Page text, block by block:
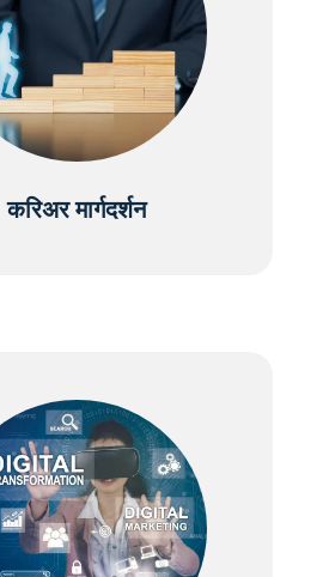
करिअर मार्गदर्शन